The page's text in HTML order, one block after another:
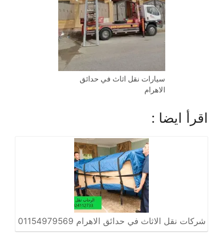
سيارات نقل اثاث في حدائق
الاهرام
اقرأ ايضا :
شركات نقل الاثاث في حدائق الاهرام 01154979569